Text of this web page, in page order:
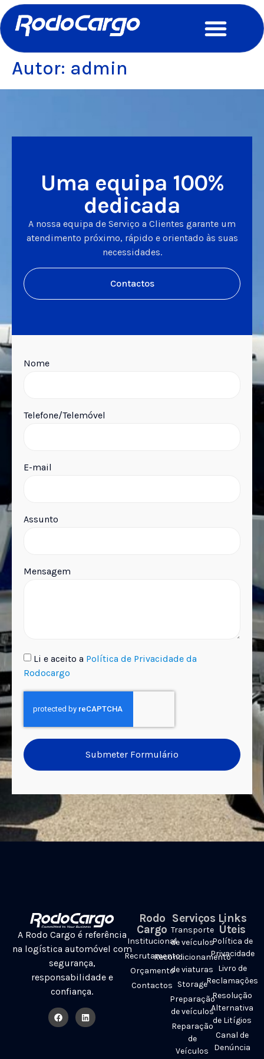
Autor: admin
Nome
Telefone/Telemóvel
E-mail
Assunto
Mensagem
Li e aceito a Política de Privacidade da
Rodocargo
Submeter Formulário
Uma equipa 100%
dedicada
A nossa equipa de Serviço a Clientes garante um
atendimento próximo, rápido e orientado às suas
necessidades.
Contactos
A Rodo Cargo é referência
na logística automóvel com
segurança,
responsabilidade e
confiança.
Rodo
Cargo
Institucional
Recrutamento
Orçamento
Contactos
Serviços
Transporte
de veículos
Recondicionamento
de viaturas
Storage
Preparação
de veículos
Reparação
de
Veículos
Links
Úteis
Política de
Privacidade
Livro de
Reclamações
Resolução
Alternativa
de Litígios
Canal de
Denúncia